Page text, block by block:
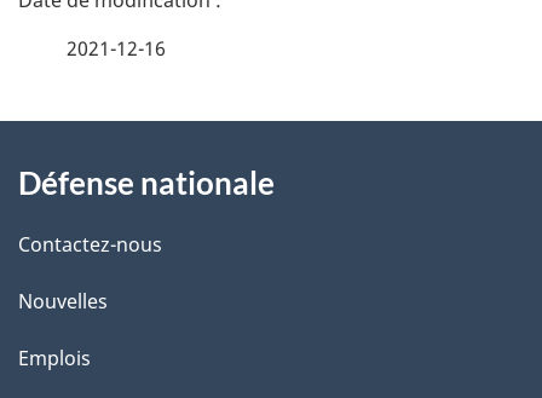
i
l
s
d
2021-12-16
propos
de
ce
site
Défense nationale
Contactez-nous
Nouvelles
Emplois